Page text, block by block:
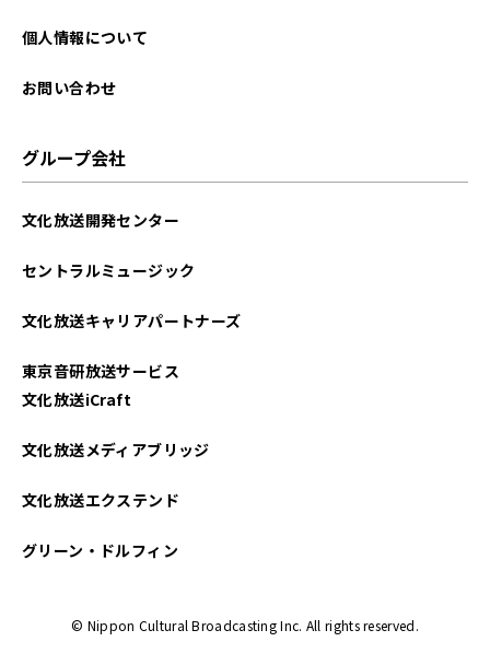
個人情報について
お問い合わせ
グループ会社
文化放送開発センター
セントラルミュージック
文化放送キャリアパートナーズ
東京音研放送サービス
文化放送iCraft
文化放送メディアブリッジ
文化放送エクステンド
グリーン・ドルフィン
© Nippon Cultural Broadcasting Inc. All rights reserved.